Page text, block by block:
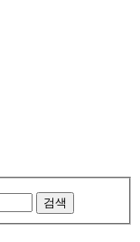
검색